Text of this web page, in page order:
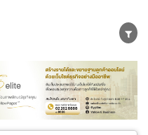
ต
ตัวแทนจัดจำหน่าย
าร